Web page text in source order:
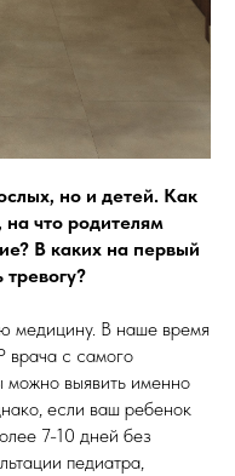
но и детей. Как
что родителям
В каких на первый
тревогу?
медицину. В наше время
с самого
можно выявить именно
если ваш ребенок
7-10 дней без
педиатра,